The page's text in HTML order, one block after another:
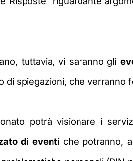
tuttavia, vi saranno gli
di spiegazioni, che verranno
potrà visionare i
di eventi che potranno,